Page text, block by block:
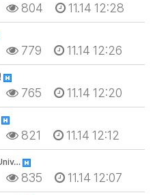
804 11.14 12:28
779 11.14 12:26
765 11.14 12:20
821 11.14 12:12
835 11.14 12:07